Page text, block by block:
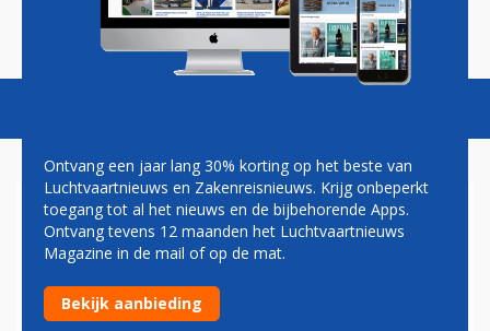
Magazine Podcasts Vacatures
AIRLINES
Singapore Airlines gaat vaker vliegen op
Ontvang een jaar lang 30% korting op het beste van
Luchtvaartnieuws en Zakenreisnieuws. Krijg onbeperkt
toegang tot al het nieuws en de bijbehorende Apps.
Ontvang tevens 12 maanden het Luchtvaartnieuws
Magazine in de mail of op de mat.
Bekijk aanbieding